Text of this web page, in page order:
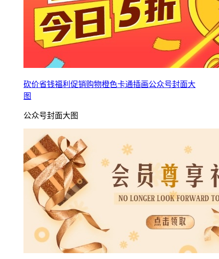
砍价省钱福利促销购物橙色卡通插画公众号封面大
图
公众号封面大图